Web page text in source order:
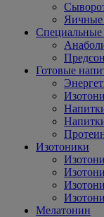
Яичные
Специальные
Готовые
Изотоники
Мелатонин